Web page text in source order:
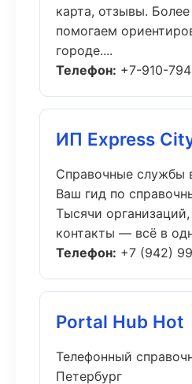
карта, отзывы.
помогаем
городе....
Телефон: +7-910-
ИП Express
Справочные службы
Ваш гид по
Тысячи
контакты — всё в
Телефон: +7 (942)
Portal Hub Hot
Телефонный
Петербург